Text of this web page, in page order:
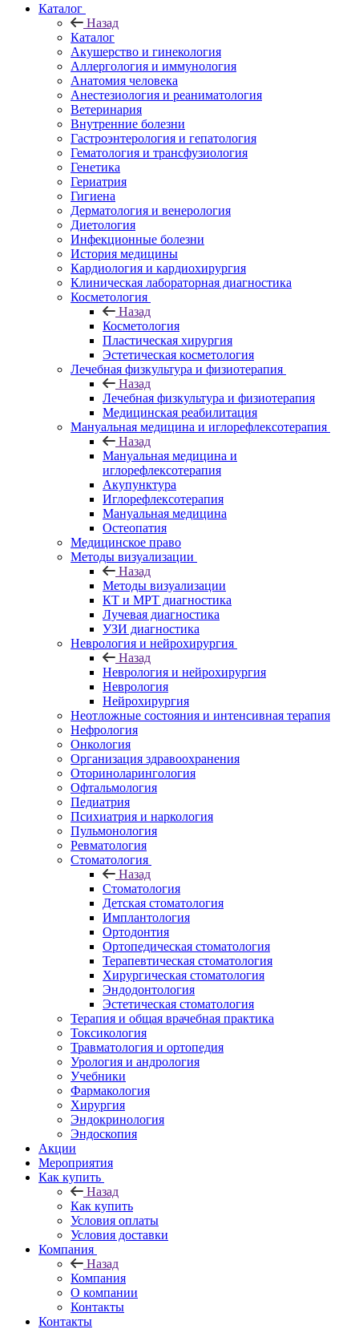
Каталог
Назад
Каталог
Акушерство и гинекология
Аллергология и иммунология
Анатомия человека
Анестезиология и реаниматология
Ветеринария
Внутренние болезни
Гастроэнтерология и гепатология
Гематология и трансфузиология
Генетика
Гериатрия
Гигиена
Дерматология и венерология
Диетология
Инфекционные болезни
История медицины
Кардиология и кардиохирургия
Клиническая лабораторная диагностика
Косметология
Назад
Косметология
Пластическая хирургия
Эстетическая косметология
Лечебная физкультура и физиотерапия
Назад
Лечебная физкультура и физиотерапия
Медицинская реабилитация
Мануальная медицина и иглорефлексотерапия
Назад
Мануальная медицина и
иглорефлексотерапия
Акупунктура
Иглорефлексотерапия
Мануальная медицина
Остеопатия
Медицинское право
Методы визуализации
Назад
Методы визуализации
КТ и МРТ диагностика
Лучевая диагностика
УЗИ диагностика
Неврология и нейрохирургия
Назад
Неврология и нейрохирургия
Неврология
Нейрохирургия
Неотложные состояния и интенсивная терапия
Нефрология
Онкология
Организация здравоохранения
Оториноларингология
Офтальмология
Педиатрия
Психиатрия и наркология
Пульмонология
Ревматология
Стоматология
Назад
Стоматология
Детская стоматология
Имплантология
Ортодонтия
Ортопедическая стоматология
Терапевтическая стоматология
Хирургическая стоматология
Эндодонтология
Эстетическая стоматология
Терапия и общая врачебная практика
Токсикология
Травматология и ортопедия
Урология и андрология
Учебники
Фармакология
Хирургия
Эндокринология
Эндоскопия
Акции
Мероприятия
Как купить
Назад
Как купить
Условия оплаты
Условия доставки
Компания
Назад
Компания
О компании
Контакты
Контакты